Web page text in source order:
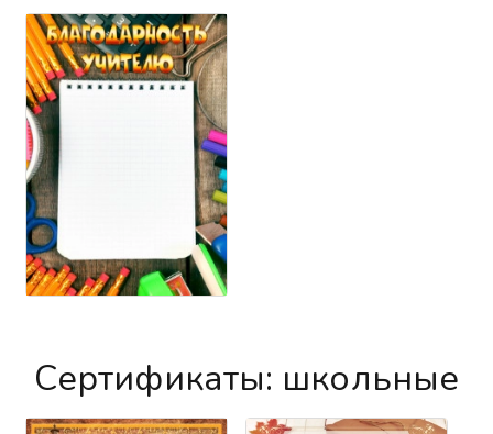
Сертификаты: школьные